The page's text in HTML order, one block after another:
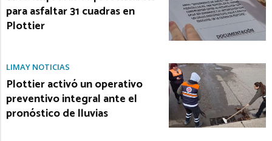
para asfaltar 31 cuadras en
Plottier
LIMAY NOTICIAS
Plottier activó un operativo
preventivo integral ante el
pronóstico de lluvias